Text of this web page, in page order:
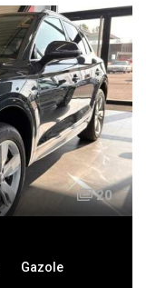
20
Gazole